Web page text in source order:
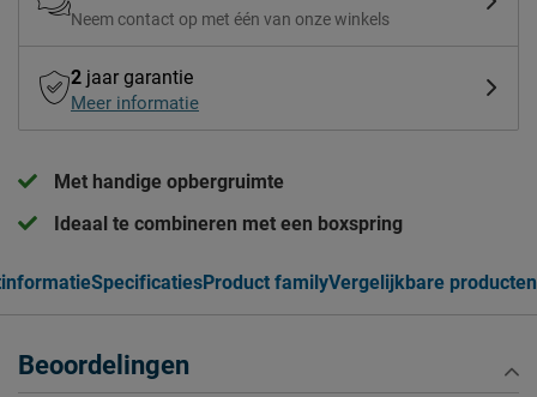
Neem contact op met één van onze winkels
2 jaar garantie
Meer informatie
Met handige opbergruimte
Ideaal te combineren met een boxspring
SpecificatiesProduct familyVergelijkbare producten
Beoordelingen